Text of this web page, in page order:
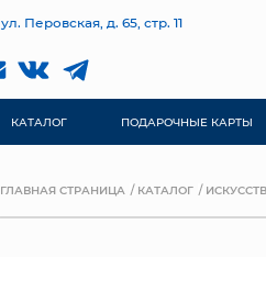
ул. Перовская, д. 65, стр. 11
КАТАЛОГ ПОДАРОЧНЫЕ КАРТЫ
ГЛАВНАЯ СТРАНИЦА КАТАЛОГ